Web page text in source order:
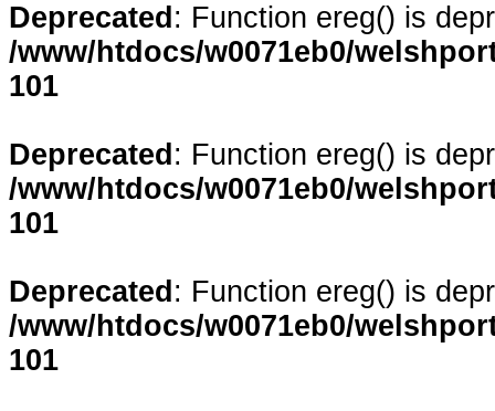
Deprecated : Function ereg() is
/www/htdocs/w0071eb0/
101
Deprecated : Function ereg() is
/www/htdocs/w0071eb0/
101
Deprecated : Function ereg() is
/www/htdocs/w0071eb0/
101